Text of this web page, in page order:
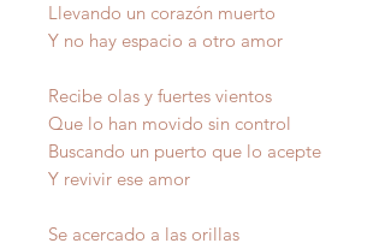
Llevando un corazón muerto
Y no hay espacio a otro amor
Recibe olas y fuertes vientos
Que lo han movido sin control
Buscando un puerto que lo acepte
Y revivir ese amor
Se acercado a las orillas